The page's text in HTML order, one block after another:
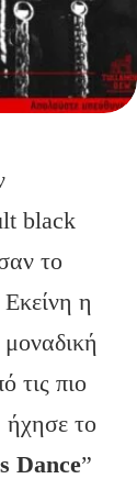
black
το
η
τις πιο
ήχησε το
Dance”